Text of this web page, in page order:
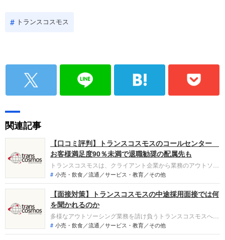
トランスコスモス
関連記事
【口コミ評判】トランスコスモスのコールセンター
お客様満足度90％未満で退職勧奨の配属先も
トランスコスモスは、クライアント企業から業務のアウトソー
シングを請け負うことを主な事業とする会社。コールセンター
の運営代行で広く知られていますが、いまではデジタルマーケ
ティングの支援など幅広く手掛けています。口コミサイトから
現役社員・OBOGの声をまとめてみました。
小売・飲食／流通／サービス・教育／その他
【面接対策】トランスコスモスの中途採用面接では何
を聞かれるのか
多様なアウトソーシング業務を請け負うトランスコスモスへの
転職。中途採用面接は新卒の場合と違い、これまでの仕事への
取り組み方や成果を具体的に問われるほか、キャリアシートだ
小売・飲食／流通／サービス・教育／その他